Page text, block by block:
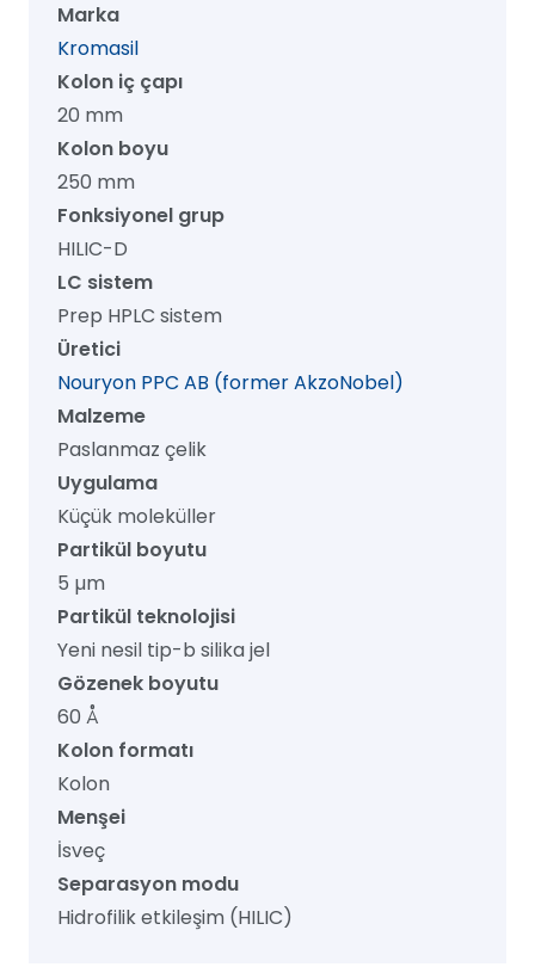
Prep
HPLC
Kolon,
µm,
mm
250
mm,
1/pk
adet
Marka
Kromasil
Kolon iç çapı
20 mm
Kolon boyu
250 mm
Fonksiyonel grup
HILIC-D
LC sistem
Prep HPLC sistem
Üretici
Nouryon PPC AB (former AkzoNobel)
Malzeme
Paslanmaz çelik
Uygulama
Küçük moleküller
Partikül boyutu
5 µm
Partikül teknolojisi
Yeni nesil tip-b silika jel
Gözenek boyutu
60 Å
Kolon formatı
Kolon
Menşei
İsveç
Separasyon modu
Hidrofilik etkileşim (HILIC)